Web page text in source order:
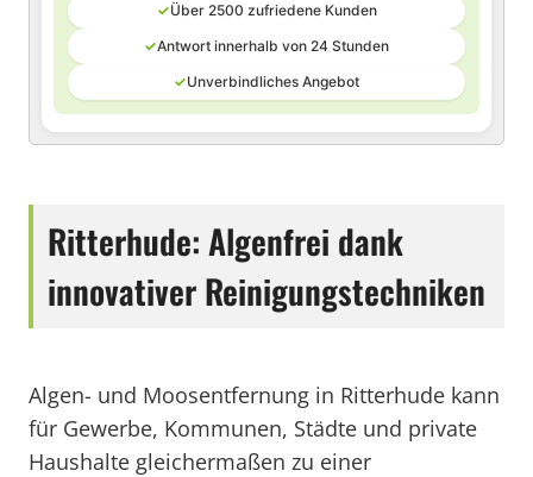
✓Über 2500 zufriedene Kunden
✓Antwort innerhalb von 24 Stunden
✓Unverbindliches Angebot
Ritterhude: Algenfrei dank
innovativer Reinigungstechniken
Algen- und Moosentfernung in Ritterhude kann
für Gewerbe, Kommunen, Städte und private
Haushalte gleichermaßen zu einer